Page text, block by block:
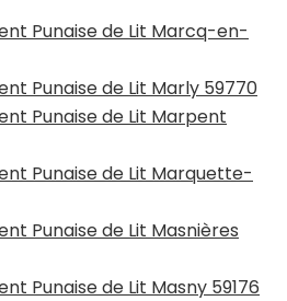
Punaise de Lit Marcq-en-
Punaise de Lit Marly 59770
Punaise de Lit Marpent
Punaise de Lit Marquette-
Punaise de Lit Masnières
Punaise de Lit Masny 59176